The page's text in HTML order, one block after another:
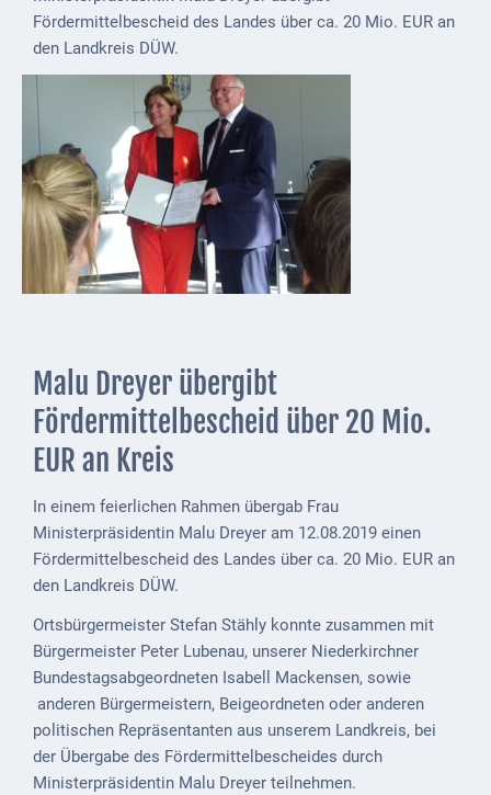
Externe
Behörden
Gottesdienste
Infrastruktur
und
Versorgung
Baumaßnahmen
Abfallentsorgung
Breitbandausbau/
Telekommunikation
Post
Mobilität
Wasser-
und
Abwasser
Defibrillatoren
Katastrophenschutz
Notfallnummern
Suche
Fördermittelbescheid des Landes über ca. 20 Mio. EUR an
den Landkreis DÜW.
Malu Dreyer übergibt
Fördermittelbescheid über 20 Mio.
EUR an Kreis
In einem feierlichen Rahmen übergab Frau
Ministerpräsidentin Malu Dreyer am 12.08.2019 einen
Fördermittelbescheid des Landes über ca. 20 Mio. EUR an
den Landkreis DÜW.
Ortsbürgermeister Stefan Stähly konnte zusammen mit
Bürgermeister Peter Lubenau, unserer Niederkirchner
Bundestagsabgeordneten Isabell Mackensen, sowie
anderen Bürgermeistern, Beigeordneten oder anderen
politischen Repräsentanten aus unserem Landkreis, bei
der Übergabe des Fördermittelbescheides durch
Ministerpräsidentin Malu Dreyer teilnehmen.